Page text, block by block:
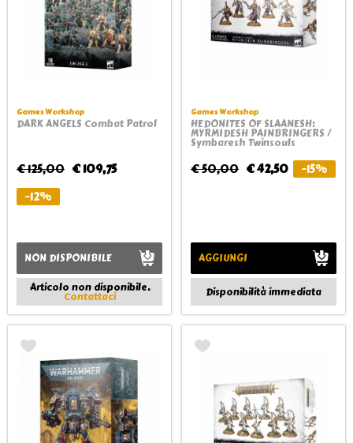
Games Workshop
DARK ANGELS Combat Patrol
€ 125,00 € 109,75
-12%
NON DISPONIBILE
Articolo non disponibile.
Contattaci
Games Workshop
HEDONITES OF SLAANESH:
MYRMIDESH PAINBRINGERS /
Symbaresh Twinsouls
€ 50,00 € 42,50 -15%
AGGIUNGI
Disponibilità immediata